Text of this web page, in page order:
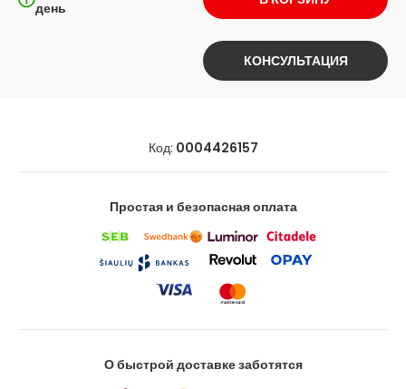
день
КОНСУЛЬТАЦИЯ
Код: 0004426157
Простая и безопасная оплата
О быстрой доставке заботятся